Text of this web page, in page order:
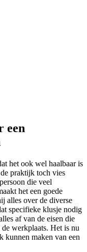
een
het ook wel haalbaar is
praktijk toch vies
die veel
het een goede
alles over de diverse
specifieke klusje nodig
af van de eisen die
werkplaats. Het is nu
kunnen maken van een